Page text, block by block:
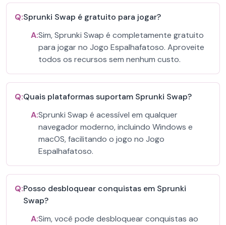
Q:Sprunki Swap é gratuito para jogar?
A:Sim, Sprunki Swap é completamente gratuito
para jogar no Jogo Espalhafatoso. Aproveite
todos os recursos sem nenhum custo.
Q:Quais plataformas suportam Sprunki Swap?
A:Sprunki Swap é acessível em qualquer
navegador moderno, incluindo Windows e
macOS, facilitando o jogo no Jogo
Espalhafatoso.
Q:Posso desbloquear conquistas em Sprunki
Swap?
A:Sim, você pode desbloquear conquistas ao